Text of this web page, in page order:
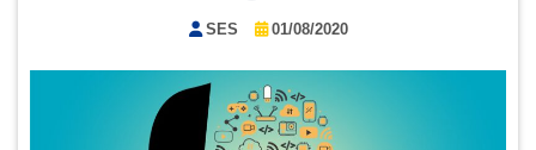
SES 01/08/2020